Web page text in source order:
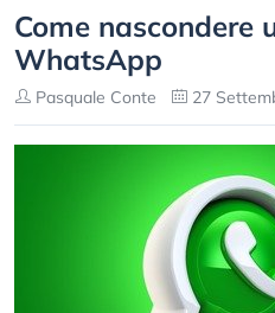
Come nascondere
WhatsApp
Pasquale Conte 27